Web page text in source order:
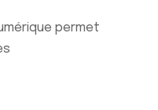
permet